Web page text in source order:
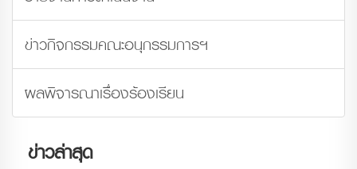
ข่าวกิจกรรมคณะอนุกรรมการฯ
ผลพิจารณาเรื่องร้องเรียน
ข่าวล่าสุด